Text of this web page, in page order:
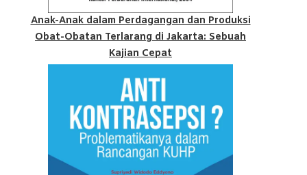
Anak-Anak dalam Perdagangan dan Produksi
Obat-Obatan Terlarang di Jakarta: Sebuah
Kajian Cepat